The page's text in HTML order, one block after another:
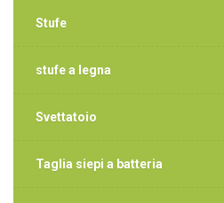
Stufe
stufe a legna
Svettatoio
Taglia siepi a batteria